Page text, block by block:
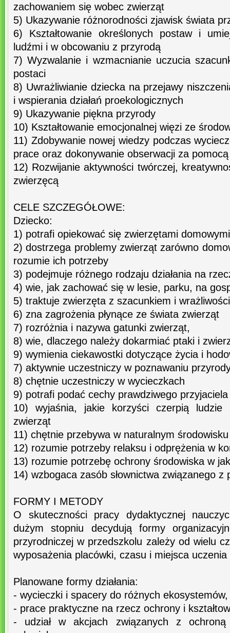
zachowaniem się wobec zwierząt
5) Ukazywanie różnorodności zjawisk świata
6) Kształtowanie określonych postaw i
ludźmi i w obcowaniu z przyrodą
7) Wyzwalanie i wzmacnianie uczucia
postaci
8) Uwrażliwianie dziecka na przejawy
i wspierania działań proekologicznych
9) Ukazywanie piękna przyrody
10) Kształtowanie emocjonalnej więzi ze
11) Zdobywanie nowej wiedzy podczas
prace oraz dokonywanie obserwacji za pomocą
12) Rozwijanie aktywności twórczej,
zwierzęcą
CELE SZCZEGÓŁOWE:
Dziecko:
1) potrafi opiekować się zwierzętami domowymi
2) dostrzega problemy zwierząt zarówno
rozumie ich potrzeby
3) podejmuje różnego rodzaju działania na
4) wie, jak zachować się w lesie, parku, na
5) traktuje zwierzęta z szacunkiem i
6) zna zagrożenia płynące ze świata zwierząt
7) rozróżnia i nazywa gatunki zwierząt,
8) wie, dlaczego należy dokarmiać ptaki i
9) wymienia ciekawostki dotyczące życia i
7) aktywnie uczestniczy w poznawaniu
8) chętnie uczestniczy w wycieczkach
9) potrafi podać cechy prawdziwego
10) wyjaśnia, jakie korzyści czerpią
zwierząt
11) chętnie przebywa w naturalnym
12) rozumie potrzeby relaksu i odprężenia w
13) rozumie potrzebę ochrony środowiska w
14) wzbogaca zasób słownictwa związanego z
FORMY I METODY
O skuteczności pracy dydaktycznej
dużym stopniu decydują formy
przyrodniczej w przedszkolu zależy od wielu
wyposażenia placówki, czasu i miejsca uczenia
Planowane formy działania:
- wycieczki i spacery do różnych ekosystemów,
- prace praktyczne na rzecz ochrony i
- udział w akcjach związanych z ochroną